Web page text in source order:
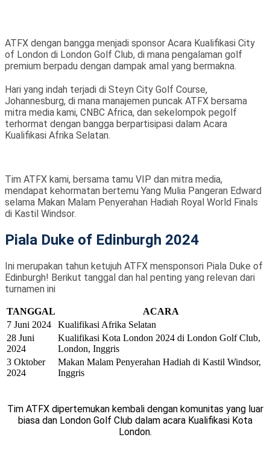
ATFX dengan bangga menjadi sponsor Acara Kualifikasi City
of London di London Golf Club, di mana pengalaman golf
premium berpadu dengan dampak amal yang bermakna.
Hari yang indah terjadi di Steyn City Golf Course,
Johannesburg, di mana manajemen puncak ATFX bersama
mitra media kami, CNBC Africa, dan sekelompok pegolf
terhormat dengan bangga berpartisipasi dalam Acara
Kualifikasi Afrika Selatan.
Tim ATFX kami, bersama tamu VIP dan mitra media,
mendapat kehormatan bertemu Yang Mulia Pangeran Edward
selama Makan Malam Penyerahan Hadiah Royal World Finals
di Kastil Windsor.
Piala Duke of Edinburgh 2024
Ini merupakan tahun ketujuh ATFX mensponsori Piala Duke of
Edinburgh! Berikut tanggal dan hal penting yang relevan dari
turnamen ini
TANGGAL
ACARA
7 Juni 2024
Kualifikasi Afrika Selatan
28 Juni
2024
Kualifikasi Kota London 2024 di London Golf Club,
London, Inggris
3 Oktober
2024
Makan Malam Penyerahan Hadiah di Kastil Windsor,
Inggris
Tim ATFX dipertemukan kembali dengan komunitas yang luar
biasa dan London Golf Club dalam acara Kualifikasi Kota
London.